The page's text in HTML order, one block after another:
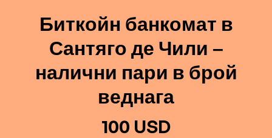
Биткойн банкомат в
Сантяго де Чили –
налични пари в брой
веднага
100 USD